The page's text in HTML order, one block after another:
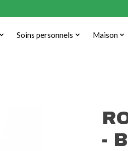
Soins personnels Maison
-